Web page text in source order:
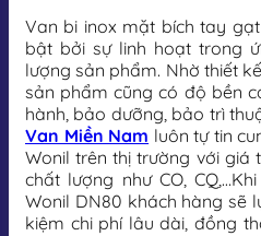
Van bi inox mặt bích tay
bật bởi sự linh hoạt trong
lượng sản phẩm. Nhờ thiết
sản phẩm cũng có độ bền
hành, bảo dưỡng, bảo trì
Van Miền Nam luôn tự tin
Wonil trên thị trường với giá
chất lượng như CO,
Wonil DN80 khách hàng sẽ
kiệm chi phí lâu dài, đồng